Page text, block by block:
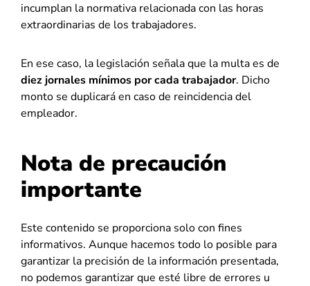
incumplan la normativa relacionada con las horas
extraordinarias de los trabajadores.
En ese caso, la legislación señala que la multa es de
diez jornales mínimos por cada trabajador. Dicho
monto se duplicará en caso de reincidencia del
empleador.
Nota de precaución
importante
Este contenido se proporciona solo con fines
informativos. Aunque hacemos todo lo posible para
garantizar la precisión de la información presentada,
no podemos garantizar que esté libre de errores u